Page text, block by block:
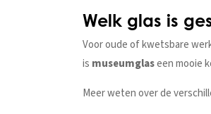
Welk glas is
Voor oude of kwetsbare
is museumglaseen mooie
Meer weten over de